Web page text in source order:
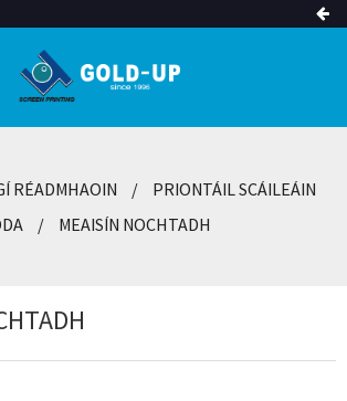
RÉADMHAOIN
PRIONTÁIL SCÁILEÁIN
MEAISÍN NOCHTADH